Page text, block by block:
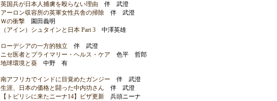
英国兵が日本人捕虜を殴らない理由 伴 武澄
アーロン収容所の英軍女性兵舎の掃除伴 武澄
Ｗの衝撃園田義明
（アイン）シュタインと日本 Part 3中澤英雄
ローデシアの一方的独立 伴 武澄
ニセ医者とプライマリー・ヘルス・ケア 色平 哲郎
地球環境と葵中野 有
南アフリカでインドに目覚めたガンジー 伴 武澄
生涯、日本の価格と闘った中内功さん 伴 武澄
【トビリシに来たニーナ14】ビザ更新兵頭ニーナ